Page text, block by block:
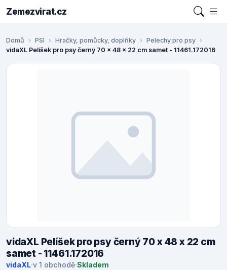
Zemezvirat.cz
Domů PSI Hračky, pomůcky, doplňky
Pelechy pro psy
vidaXL Pelíšek pro psy černý 70 x 48 x 22 cm samet - 11461.172016
vidaXL Pelíšek pro psy černý 70 x 48 x 22 cm
samet - 11461.172016
vidaXL·v 1 obchodě·Skladem